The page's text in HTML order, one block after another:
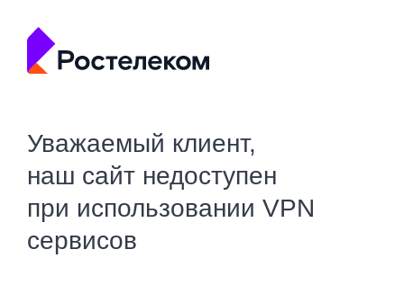
Уважаемый клиент,
наш сайт недоступен
при использовании VPN
сервисов